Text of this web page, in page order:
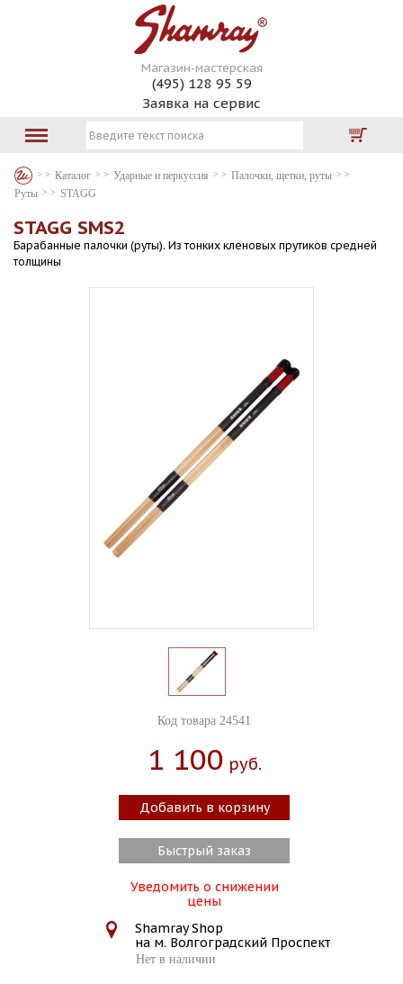
Магазин-мастерская
(495) 128 95 59
Заявка на сервис
Каталог Ударные и перкуссия
Палочки, щетки, руты
Руты
STAGG
STAGG SMS2
Барабанные палочки (руты). Из тонких кленовых прутиков средней
толщины
Код товара 24541
1 100 Руб.
Добавить в корзину
Быстрый заказ
Уведомить о снижении
цены
Shamray Shop
на м. Волгоградский Проспект
Нет в наличии